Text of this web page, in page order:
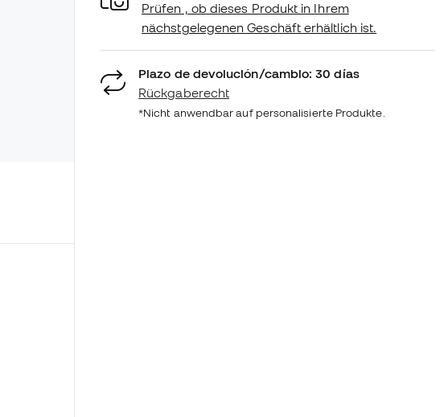
Prüfen , ob dieses Produkt in Ihrem
nächstgelegenen Geschäft erhältlich ist.
Plazo de devolución/cambio: 30 días
Rückgaberecht
*Nicht anwendbar auf personalisierte Produkte.